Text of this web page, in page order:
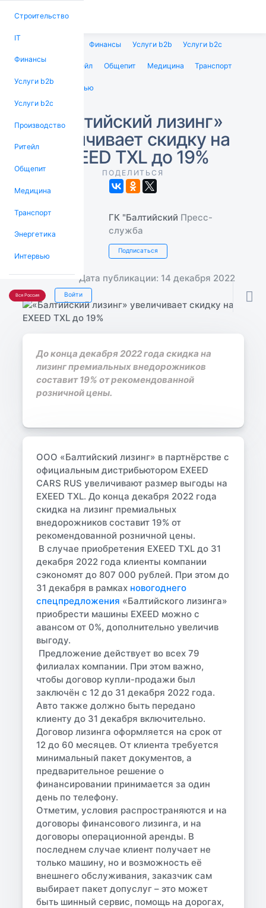
Строительство
IT
Финансы
Услуги b2b
Услуги b2c
Производство
Ритейл
Общепит
Медицина
Транспорт
Энергетика
Интервью
Вся Россия Войти 
Финансы Услуги b2b Услуги b2c
Ритейл Общепит Медицина Транспорт
Энергетика Интервью
«Балтийский лизинг»
увеличивает скидку на
EXEED TXL до 19%
ПОДЕЛИТЬСЯ
ГК "Балтийский Пресс-
служба
Подписаться
Дата публикации: 14 декабря 2022
До конца декабря 2022 года скидка на
лизинг премиальных внедорожников
составит 19% от рекомендованной
розничной цены.
ООО «Балтийский лизинг» в партнёрстве с
официальным дистрибьютором EXEED
CARS RUS увеличивают размер выгоды на
EXEED TXL. До конца декабря 2022 года
скидка на лизинг премиальных
внедорожников составит 19% от
рекомендованной розничной цены.
В случае приобретения EXEED TXL до 31
декабря 2022 года клиенты компании
сэкономят до 807 000 рублей. При этом до
31 декабря в рамках новогоднего
спецпредложения «Балтийского лизинга»
приобрести машины EXEED можно с
авансом от 0%, дополнительно увеличив
выгоду.
Предложение действует во всех 79
филиалах компании. При этом важно,
чтобы договор купли-продажи был
заключён с 12 до 31 декабря 2022 года.
Авто также должно быть передано
клиенту до 31 декабря включительно.
Договор лизинга оформляется на срок от
12 до 60 месяцев. От клиента требуется
минимальный пакет документов, а
предварительное решение о
финансировании принимается за один
день по телефону.
Отметим, условия распространяются и на
договоры финансового лизинга, и на
договоры операционной аренды. В
последнем случае клиент получает не
только машину, но и возможность её
внешнего обслуживания, заказчик сам
выбирает пакет допуслуг – это может
быть шинный сервис, помощь на дорогах,